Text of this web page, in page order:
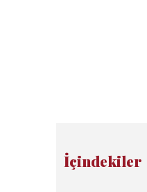
İçindekiler